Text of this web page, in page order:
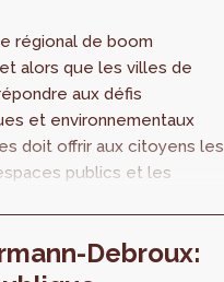
régional de boom
alors que les villes de
aux défis
et environnementaux
doit offrir aux citoyens les
publics et les
Directeurs (PAD) mis à
font partie d’une vision
Debroux: